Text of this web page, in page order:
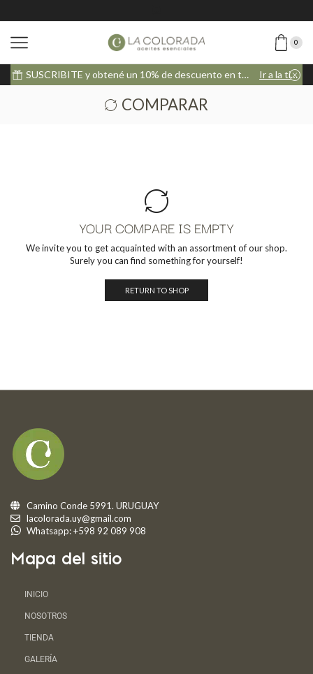
0
SUSCRIBITE y obtené un 10% de descuento en tu próxima compra Ir a la tienda
COMPARAR
YOUR COMPARE IS EMPTY
We invite you to get acquainted with an assortment of our shop.
Surely you can find something for yourself!
RETURN TO SHOP
Camino Conde 5991. URUGUAY
lacolorada.uy@gmail.com
Whatsapp: +598 92 089 908
Mapa del sitio
INICIO
NOSOTROS
TIENDA
GALERÍA